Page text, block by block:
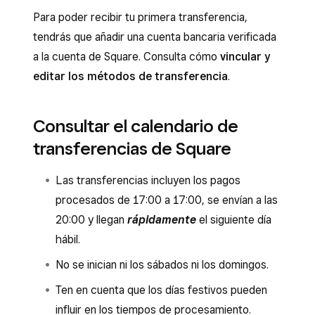
Para poder recibir tu primera transferencia,
tendrás que añadir una cuenta bancaria verificada
a la cuenta de Square. Consulta cómo vincular y
editar los métodos de transferencia.
Consultar el calendario de
transferencias de Square
Las transferencias incluyen los pagos
procesados de 17:00 a 17:00, se envían a las
20:00 y llegan rápidamente el siguiente día
hábil.
No se inician ni los sábados ni los domingos.
Ten en cuenta que los días festivos pueden
influir en los tiempos de procesamiento.